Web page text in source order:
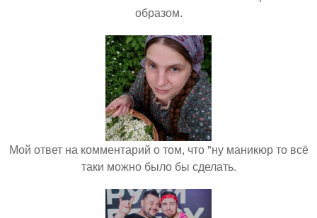
образом.
Мой ответ на комментарий о том, что "ну маникюр то всё
таки можно было бы сделать.